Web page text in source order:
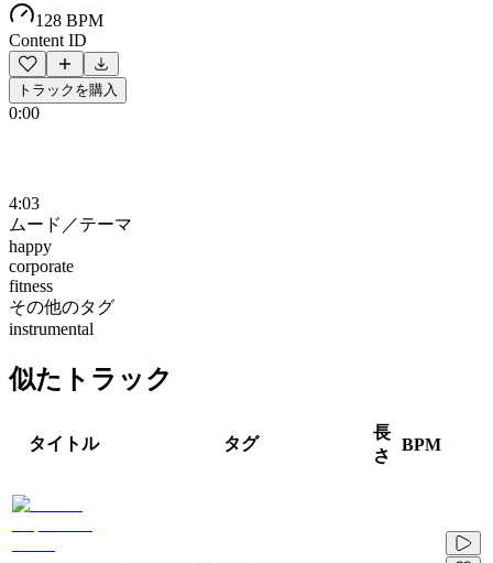
128 BPM
Content ID
トラックを購入
0:00
4:03
ムード／テーマ
happy
corporate
fitness
その他のタグ
instrumental
似たトラック
タイトル タグ
長
さ
BPM